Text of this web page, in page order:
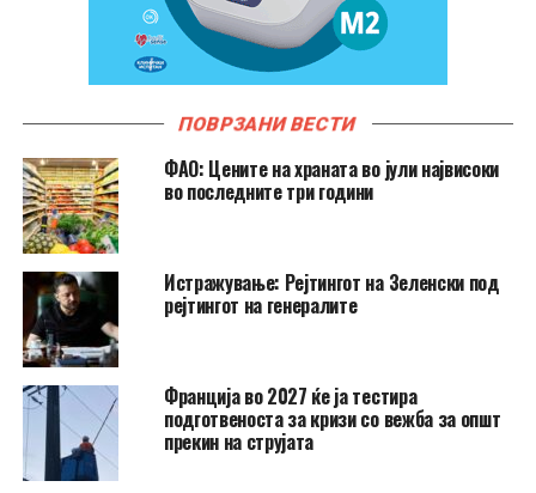
ПОВРЗАНИ ВЕСТИ
ФАО: Цените на храната во јули највисоки
во последните три години
Истражување: Рејтингот на Зеленски под
рејтингот на генералите
Франција во 2027 ќе ја тестира
подготвеноста за кризи со вежба за општ
прекин на струјата